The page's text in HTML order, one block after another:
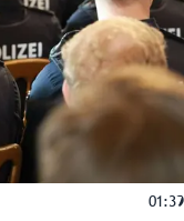
01:39